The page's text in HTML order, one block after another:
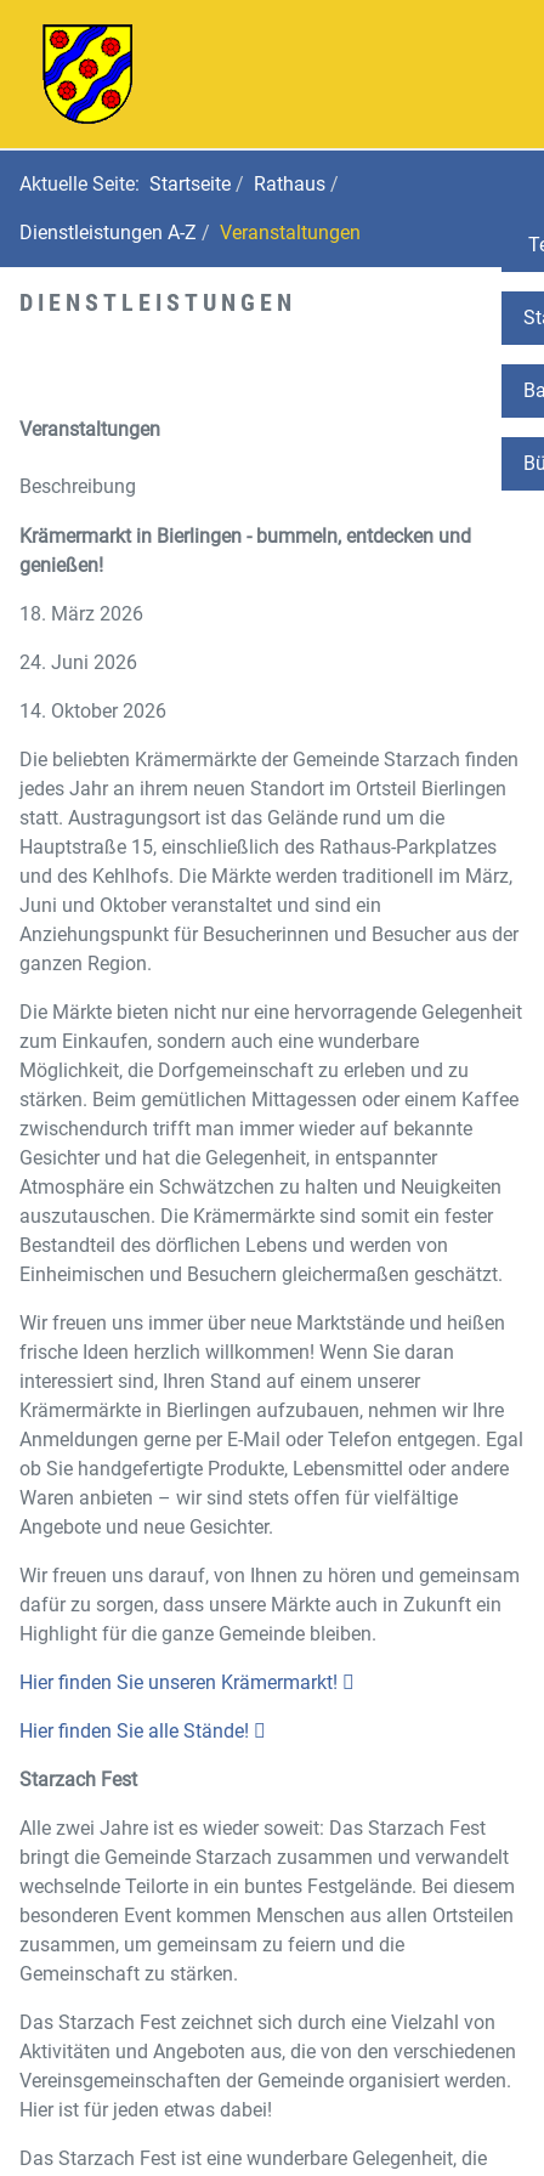
Aktuelle Seite: Startseite Rathaus
Dienstleistungen A-Z Veranstaltungen
DIENSTLEISTUNGEN
Veranstaltungen
Beschreibung
Krämermarkt in Bierlingen - bummeln, entdecken und
genießen!
18. März 2026
24. Juni 2026
14. Oktober 2026
Die beliebten Krämermärkte der Gemeinde Starzach finden
jedes Jahr an ihrem neuen Standort im Ortsteil Bierlingen
statt. Austragungsort ist das Gelände rund um die
Hauptstraße 15, einschließlich des Rathaus-Parkplatzes
und des Kehlhofs. Die Märkte werden traditionell im März,
Juni und Oktober veranstaltet und sind ein
Anziehungspunkt für Besucherinnen und Besucher aus der
ganzen Region.
Die Märkte bieten nicht nur eine hervorragende Gelegenheit
zum Einkaufen, sondern auch eine wunderbare
Möglichkeit, die Dorfgemeinschaft zu erleben und zu
stärken. Beim gemütlichen Mittagessen oder einem Kaffee
zwischendurch trifft man immer wieder auf bekannte
Gesichter und hat die Gelegenheit, in entspannter
Atmosphäre ein Schwätzchen zu halten und Neuigkeiten
auszutauschen. Die Krämermärkte sind somit ein fester
Bestandteil des dörflichen Lebens und werden von
Einheimischen und Besuchern gleichermaßen geschätzt.
Wir freuen uns immer über neue Marktstände und heißen
frische Ideen herzlich willkommen! Wenn Sie daran
interessiert sind, Ihren Stand auf einem unserer
Krämermärkte in Bierlingen aufzubauen, nehmen wir Ihre
Anmeldungen gerne per E-Mail oder Telefon entgegen. Egal
ob Sie handgefertigte Produkte, Lebensmittel oder andere
Waren anbieten – wir sind stets offen für vielfältige
Angebote und neue Gesichter.
Wir freuen uns darauf, von Ihnen zu hören und gemeinsam
dafür zu sorgen, dass unsere Märkte auch in Zukunft ein
Highlight für die ganze Gemeinde bleiben.
Hier finden Sie unseren Krämermarkt!
Hier finden Sie alle Stände!
Starzach Fest
Alle zwei Jahre ist es wieder soweit: Das Starzach Fest
bringt die Gemeinde Starzach zusammen und verwandelt
wechselnde Teilorte in ein buntes Festgelände. Bei diesem
besonderen Event kommen Menschen aus allen Ortsteilen
zusammen, um gemeinsam zu feiern und die
Gemeinschaft zu stärken.
Das Starzach Fest zeichnet sich durch eine Vielzahl von
Aktivitäten und Angeboten aus, die von den verschiedenen
Vereinsgemeinschaften der Gemeinde organisiert werden.
Hier ist für jeden etwas dabei!
Das Starzach Fest ist eine wunderbare Gelegenheit, die